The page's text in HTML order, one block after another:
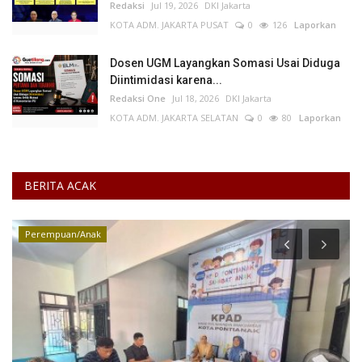
Redaksi Jul 19, 2026 DKI Jakarta
KOTA ADM. JAKARTA PUSAT
0 126 Laporkan
Dosen UGM Layangkan Somasi Usai Diduga
Diintimidasi karena...
Redaksi One Jul 18, 2026 DKI Jakarta
KOTA ADM. JAKARTA SELATAN
0 80 Laporkan
BERITA ACAK
Narkoba